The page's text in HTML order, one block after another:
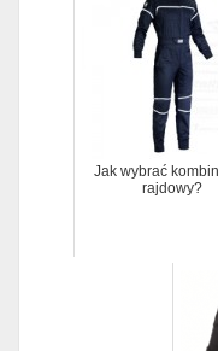
Jak wybrać
rajdowy?